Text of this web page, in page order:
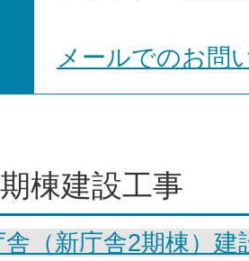
メールでのお問
棟建設工事
舎（新庁舎2期棟）